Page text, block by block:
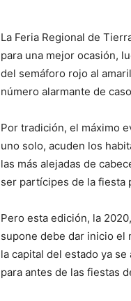
La Feria Regional de
para una mejor ocasión,
del semáforo rojo al
número alarmante de
Por tradición, el máximo
uno solo, acuden los
las más alejadas de
ser partícipes de la fiesta
Pero esta edición, la
supone debe dar inicio el
la capital del estado ya
para antes de las fiestas